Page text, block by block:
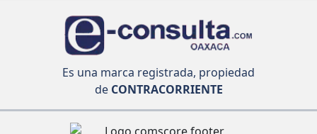
Es una marca registrada, propiedad
deCONTRACORRIENTE